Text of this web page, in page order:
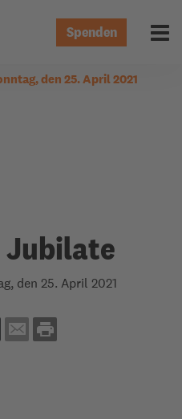
Spenden
den 25. April 2021
Jubilate
den 25. April 2021